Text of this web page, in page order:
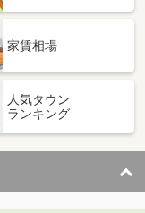
家賃相場
人気タウン
ランキング